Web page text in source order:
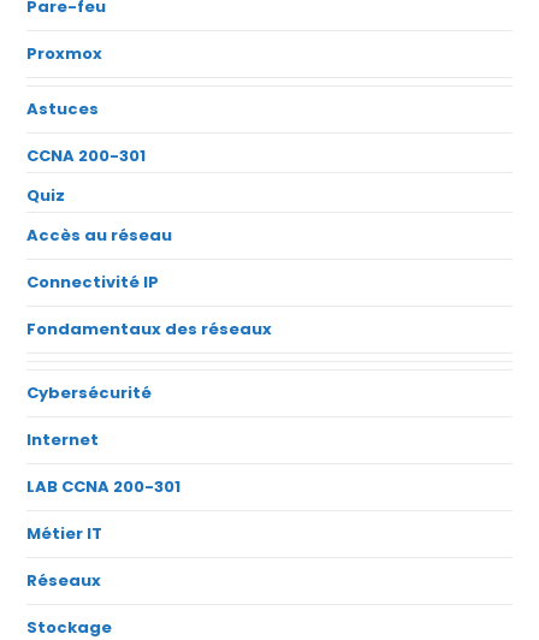
Pare-feu
Proxmox
Astuces
CCNA 200-301
Quiz
Accès au réseau
Connectivité IP
Fondamentaux des réseaux
Cybersécurité
Internet
LAB CCNA 200-301
Métier IT
Réseaux
Stockage